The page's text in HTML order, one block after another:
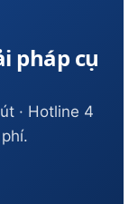
pháp cụ
· Hotline 4